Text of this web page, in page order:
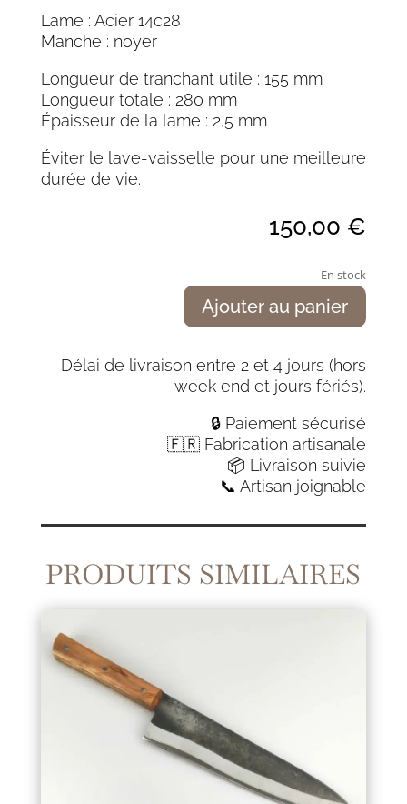
Lame : Acier 14c28
Manche : noyer
Longueur de tranchant utile : 155 mm
Longueur totale : 280 mm
Épaisseur de la lame : 2,5 mm
Éviter le lave-vaisselle pour une meilleure
durée de vie.
150,00 €
En stock
quantité
Couteau
grand
Ajouter au panier
Délai de livraison entre 2 et 4 jours (hors
week end et jours fériés).
🔒 Paiement sécurisé
🇫🇷 Fabrication artisanale
📦 Livraison suivie
📞 Artisan joignable
PRODUITS SIMILAIRES